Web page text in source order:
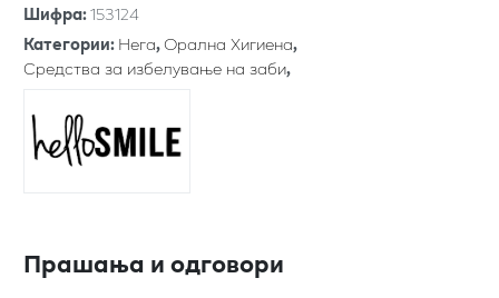
Шифра:153124
Категории:Нега,Орална Хигиена,
Средства за избелување на заби,
Прашања и одговори